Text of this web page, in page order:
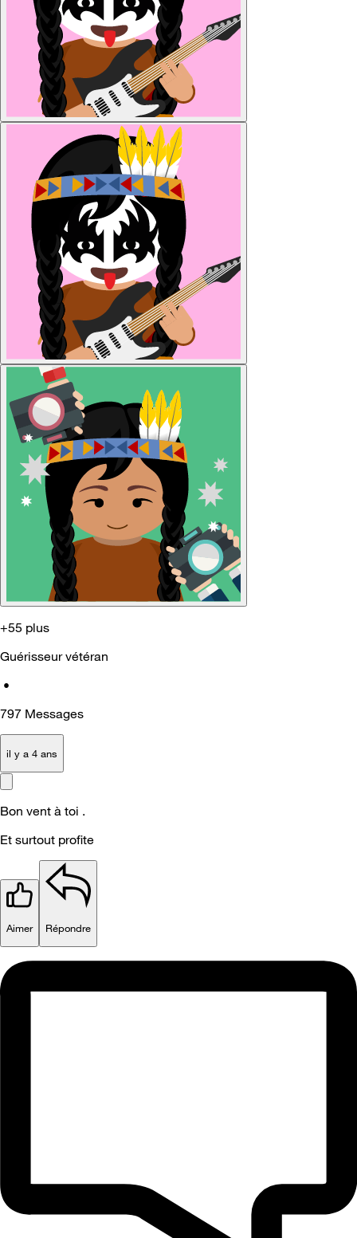
+55 plus
Guérisseur vétéran
•
797 Messages
il y a 4 ans
Bon vent à toi .
Et surtout profite
Aimer Répondre